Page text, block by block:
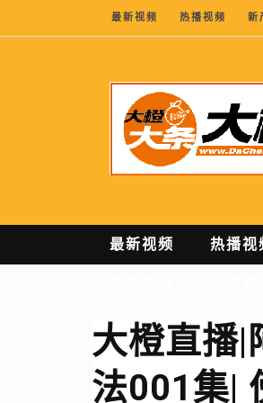
最新视频 热播视频 新
最新视频 热播视
大橙直播|
法001集|